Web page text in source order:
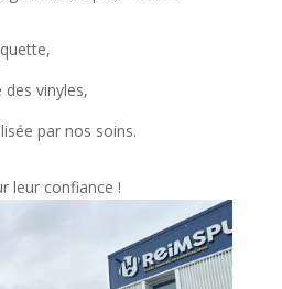
vinyles,
par nos soins.
leur confiance !